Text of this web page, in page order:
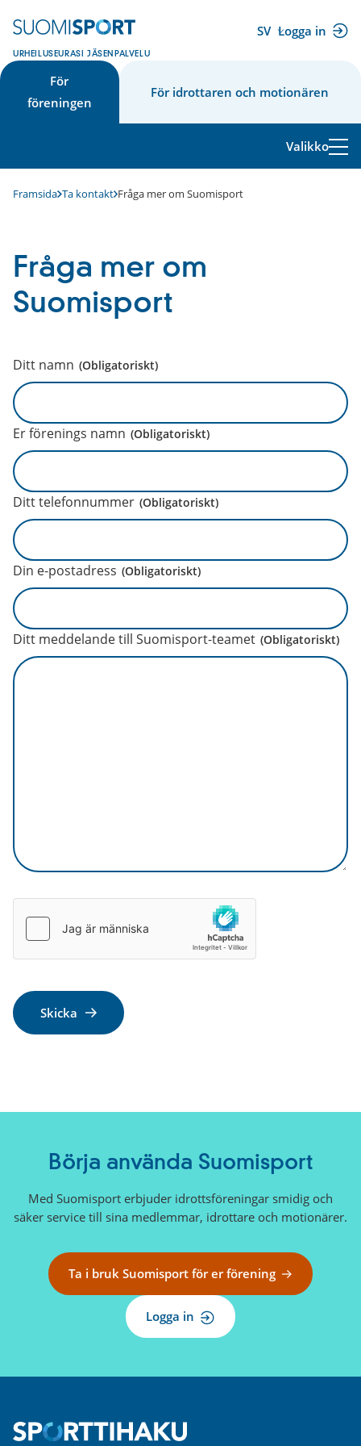
till
URHEILUSEURASI JÄSENPALVELU
SV Logga in
(extern
För
föreningen
För idrottaren och motionären
Valikko
Framsida Ta kontakt Fråga mer om Suomisport
Fråga mer om
Suomisport
Ditt namn (Obligatoriskt)
Er förenings namn (Obligatoriskt)
Ditt telefonnummer (Obligatoriskt)
Din e-postadress (Obligatoriskt)
Ditt meddelande till Suomisport-teamet (Obligatoriskt)
Börja använda Suomisport
Med Suomisport erbjuder idrottsföreningar smidig och
säker service till sina medlemmar, idrottare och motionärer.
Ta i bruk Suomisport för er förening
Logga in